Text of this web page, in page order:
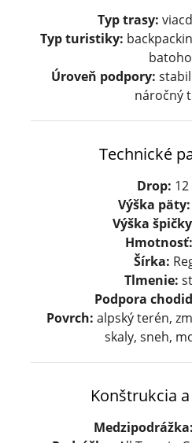
Typ trasy:
Typ turistiky:
Úroveň podpory:
náročný
Technické
Drop:
Výška päty:
Výška
Hmotnosť:
Šírka:
Tlmenie:
Podpora
Povrch: alpský terén,
skaly, sneh,
Konštrukcia
Medzipodrážka: